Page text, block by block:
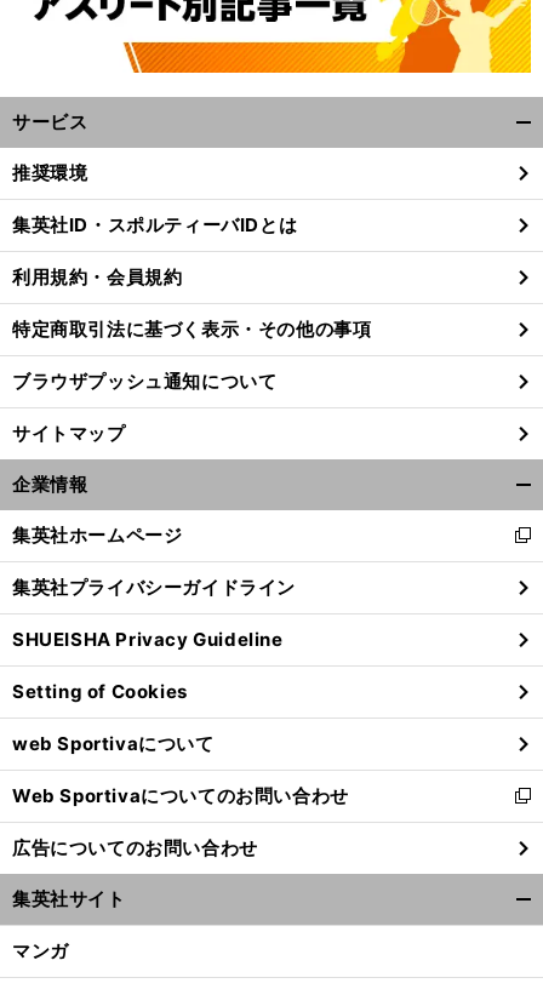
J1
FC
前
サービス
閉
る
推奨環境
集英社ID・スポルティーバIDとは
利用規約・会員規約
特定商取引法に基づく表示・その他の事項
ブラウザプッシュ通知について
サイトマップ
企業情報
閉
る
集英社ホームページ
新
し
い
ウ
ィ
ン
ド
ウ
で
開
く
集英社プライバシーガイドライン
SHUEISHA Privacy Guideline
Setting of Cookies
web Sportivaについて
Web Sportivaについてのお問い合わせ
新
し
い
ウ
ィ
ン
ウ
広告についてのお問い合わせ
集英社サイト
マンガ